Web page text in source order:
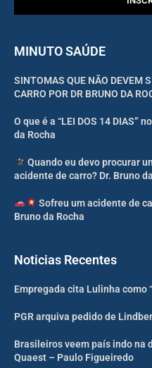
MINUTO SAÚDE
SINTOMAS QUE NÃO DEVEM
CARRO POR DR BRUNO DA
O que é a “LEI DOS 14 DIAS”
da Rocha
Quando eu devo procurar
acidente de carro? Dr. Bruno
Sofreu um acidente de
Bruno da Rocha
Noticias Recentes
Empregada cita Lulinha como
PGR arquiva pedido de
Brasileiros veem país indo na
Quaest – Paulo Figueiredo